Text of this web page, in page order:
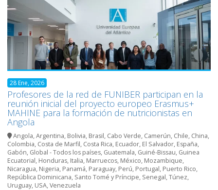
28 Ene, 2026
Profesores de la red de FUNIBER participan en la
reunión inicial del proyecto europeo Erasmus+
MAHINE para la formación de nutricionistas en
Angola
Angola,Argentina, Bolivia, Brasil, Cabo Verde, Camerún, Chile, China,
Colombia, Costa de Marfil, Costa Rica, Ecuador, El Salvador, España,
Gabón, Global - Todos los países, Guatemala, Guiné-Bissau, Guinea
Ecuatorial, Honduras, Italia, Marruecos, México, Mozambique,
Nicaragua, Nigeria, Panamá, Paraguay, Perú, Portugal, Puerto Rico,
República Dominicana, Santo Tomé y Príncipe, Senegal,Túnez,
Uruguay, USA,Venezuela